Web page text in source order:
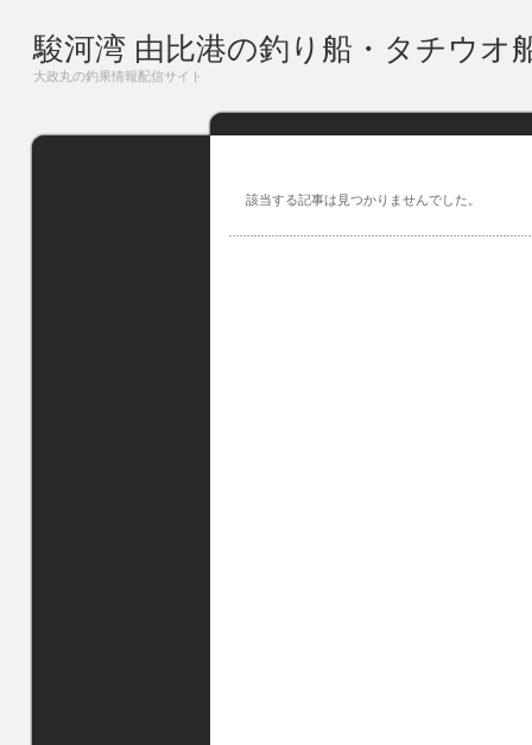
駿河湾 由比港の釣り船・タチウオ
大政丸の釣果情報配信サイト
該当する記事は見つかりませんでした。